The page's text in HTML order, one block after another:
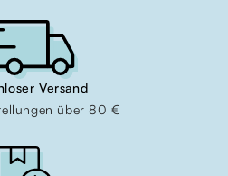
Versand
über 80 €